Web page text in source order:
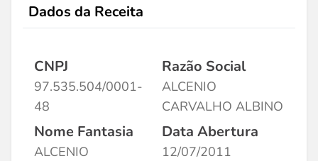
Dados da Receita
CNPJ
97.535.504/0001-
48
Razão Social
ALCENIO
CARVALHO ALBINO
Nome Fantasia
ALCENIO
Data Abertura
12/07/2011